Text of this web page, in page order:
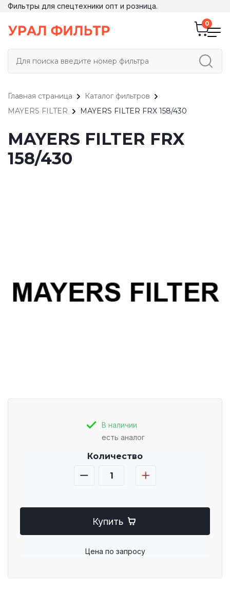
Фильтры для спецтехники опт и розница.
Главная страница
Каталог фильтров
MAYERS FILTER
MAYERS FILTER FRX 158/430
MAYERS FILTER FRX
158/430
В наличии
есть аналог
Количество
Купить
Цена по запросу